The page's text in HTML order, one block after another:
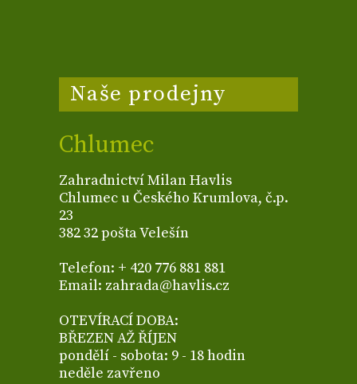
Naše prodejny
Chlumec
Zahradnictví Milan Havlis
Chlumec u Českého Krumlova, č.p.
23
382 32 pošta Velešín
Telefon: + 420 776 881 881
Email: zahrada@havlis.cz
OTEVÍRACÍ DOBA:
BŘEZEN AŽ ŘÍJEN
pondělí - sobota: 9 - 18 hodin
neděle zavřeno